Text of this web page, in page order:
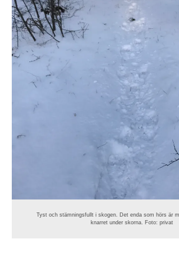
Tyst och stämningsfullt i skogen. Det enda som hörs är
knarret under skorna. Foto: privat